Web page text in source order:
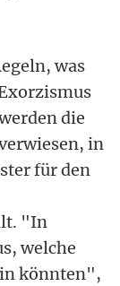
was
die
in
für den
"In
welche
könnten",